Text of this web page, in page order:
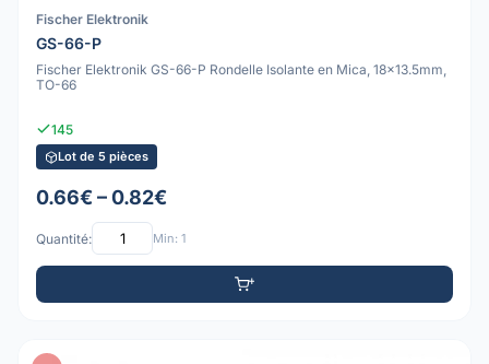
Fischer Elektronik
GS-66-P
Fischer Elektronik GS-66-P Rondelle Isolante en Mica, 18x13.5mm,
TO-66
145
Lot de 5 pièces
0.66€ – 0.82€
Quantité: Min: 1